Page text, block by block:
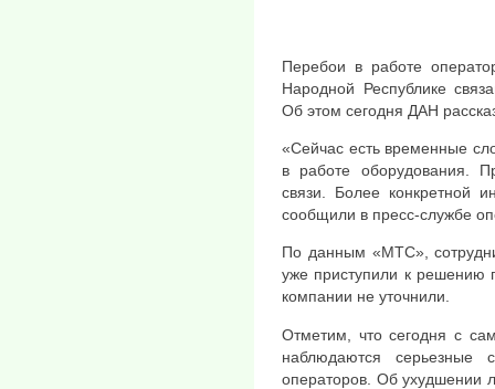
Перебои в работе
Народной Республике
Об этом сегодня ДАН
«Сейчас есть временные
в работе оборудования.
связи. Более
сообщили в пресс-службе
По данным «МТС»,
уже приступили к решению
компании не уточнили.
Отметим, что сегодня с
наблюдаются серьезные
операторов. Об ухудшении